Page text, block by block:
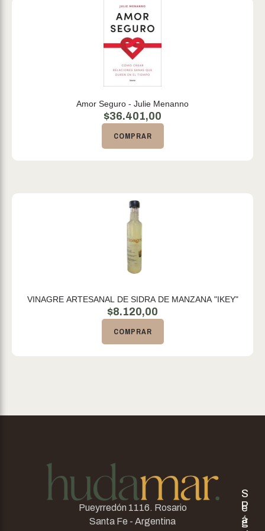
Amor Seguro - Julie Menanno
$36.401,00
COMPRAR
VINAGRE ARTESANAL DE SIDRA DE MANZANA "IKEY"
$8.120,00
COMPRAR
Pueyrredón 1116. Rosario
Santa Fe - Argentina
P
á
S
e
g